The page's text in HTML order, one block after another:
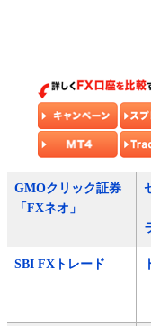
GMOクリック証券
「FXネオ」
SBI FXトレード